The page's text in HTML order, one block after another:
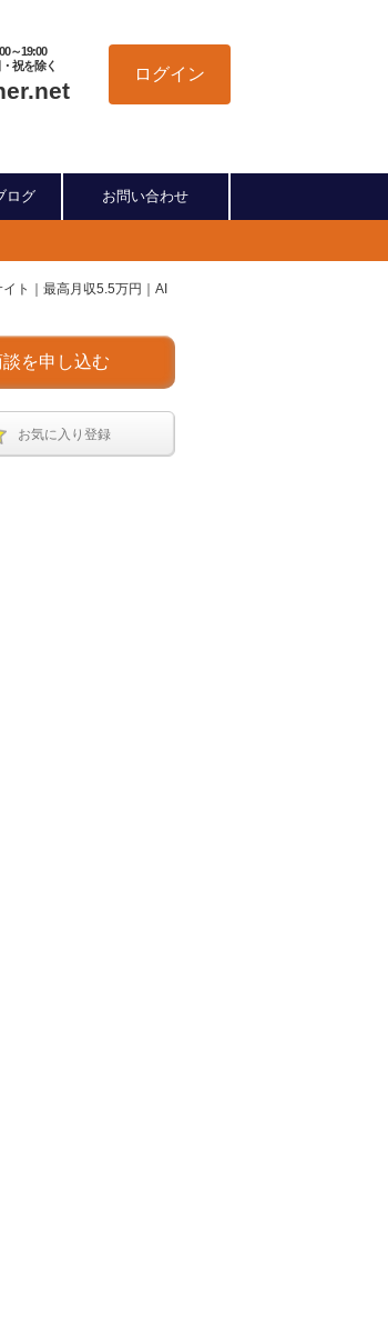
～19:00
・祝を除く
ログイン
ログ お問い合わせ
ト｜最高月収5.5万円｜AI
談を申し込む
お気に入り登録